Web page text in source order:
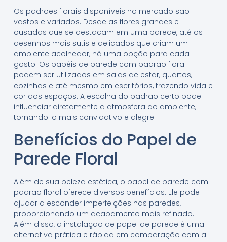
Os padrões florais disponíveis no mercado são
vastos e variados. Desde as flores grandes e
ousadas que se destacam em uma parede, até os
desenhos mais sutis e delicados que criam um
ambiente acolhedor, há uma opção para cada
gosto. Os papéis de parede com padrão floral
podem ser utilizados em salas de estar, quartos,
cozinhas e até mesmo em escritórios, trazendo vida e
cor aos espaços. A escolha do padrão certo pode
influenciar diretamente a atmosfera do ambiente,
tornando-o mais convidativo e alegre.
Benefícios do Papel de
Parede Floral
Além de sua beleza estética, o papel de parede com
padrão floral oferece diversos benefícios. Ele pode
ajudar a esconder imperfeições nas paredes,
proporcionando um acabamento mais refinado.
Além disso, a instalação de papel de parede é uma
alternativa prática e rápida em comparação com a